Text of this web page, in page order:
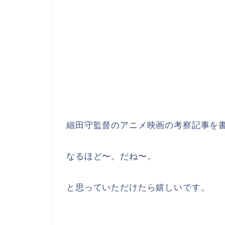
細田守監督のアニメ映画の考察記事を
なるほど〜。だね〜。
と思っていただけたら嬉しいです。